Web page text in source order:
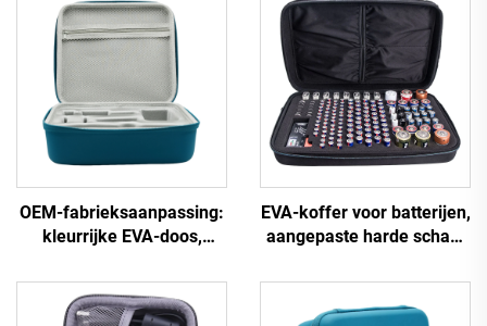
OEM-fabrieksaanpassing:
kleurrijke EVA-doos,
EVA-materiaal, doos voor
chirurgische instrumenten
EVA-koffer voor batterijen,
aangepaste harde schaal
batterijorganisator en
opbergdoos, OEM-